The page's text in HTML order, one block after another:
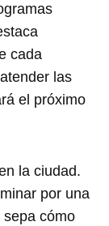
cada
las
el próximo
la ciudad.
por una
cómo